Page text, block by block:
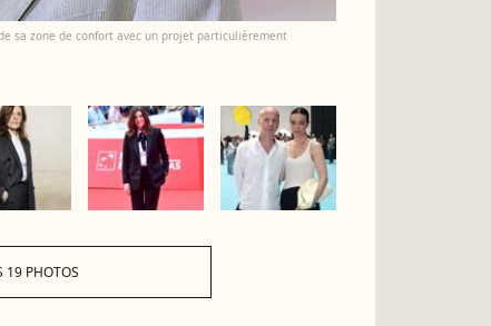
sa zone de confort avec un projet particulièrement
19 PHOTOS